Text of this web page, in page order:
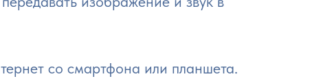
со смартфона или планшета.